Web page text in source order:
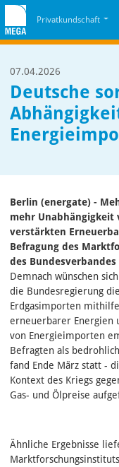
Privatkundschaft
07.04.2026
Deutsche
Berlin (energate) -
mehr Unabhängigkeit
verstärkten
Befragung des
des Bundesverbandes
Demnach wünschen
die Bundesregierung
Erdgasimporten
erneuerbarer Energien
von Energieimporten
Befragten als
fand Ende März statt -
Kontext des Kriegs
Gas- und Ölpreise
Ähnliche Ergebnisse